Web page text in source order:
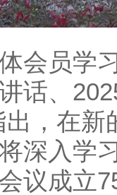
员学习
话、
出，在
深入学
议成立